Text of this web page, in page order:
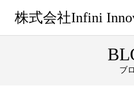
株式会社Infini
ブ